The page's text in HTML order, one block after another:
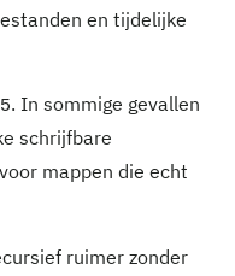
en tijdelijke
. In sommige gevallen
schrijfbare
mappen die echt
ruimer zonder